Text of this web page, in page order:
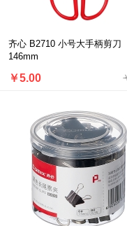
齐心 B2710 小号大手柄剪刀
146mm
￥5.00